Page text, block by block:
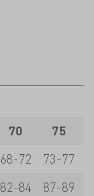
70
75
68-72 73-77
82-84 87-89